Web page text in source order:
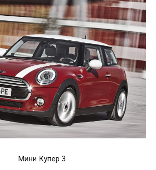
Мини Купер 3